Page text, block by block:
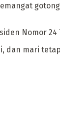
Nomor 24
dan mari